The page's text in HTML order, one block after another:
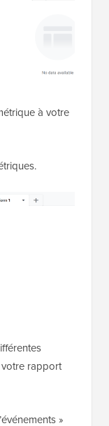
à votre
rapport